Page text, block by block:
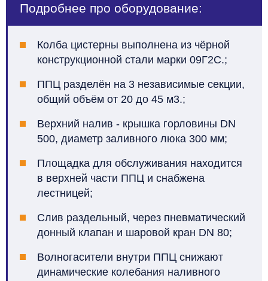
Подробнее про оборудование:
Колба цистерны выполнена из чёрной
конструкционной стали марки 09Г2С.;
ППЦ разделён на 3 независимые секции,
общий объём от 20 до 45 м3.;
Верхний налив - крышка горловины DN
500, диаметр заливного люка 300 мм;
Площадка для обслуживания находится
в верхней части ППЦ и снабжена
лестницей;
Слив раздельный, через пневматический
донный клапан и шаровой кран DN 80;
Волногасители внутри ППЦ снижают
динамические колебания наливного